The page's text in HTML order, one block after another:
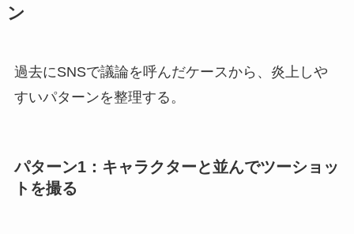
ン
過去にSNSで議論を呼んだケースから、炎上しや
すいパターンを整理する。
パターン1：キャラクターと並んでツーショッ
トを撮る